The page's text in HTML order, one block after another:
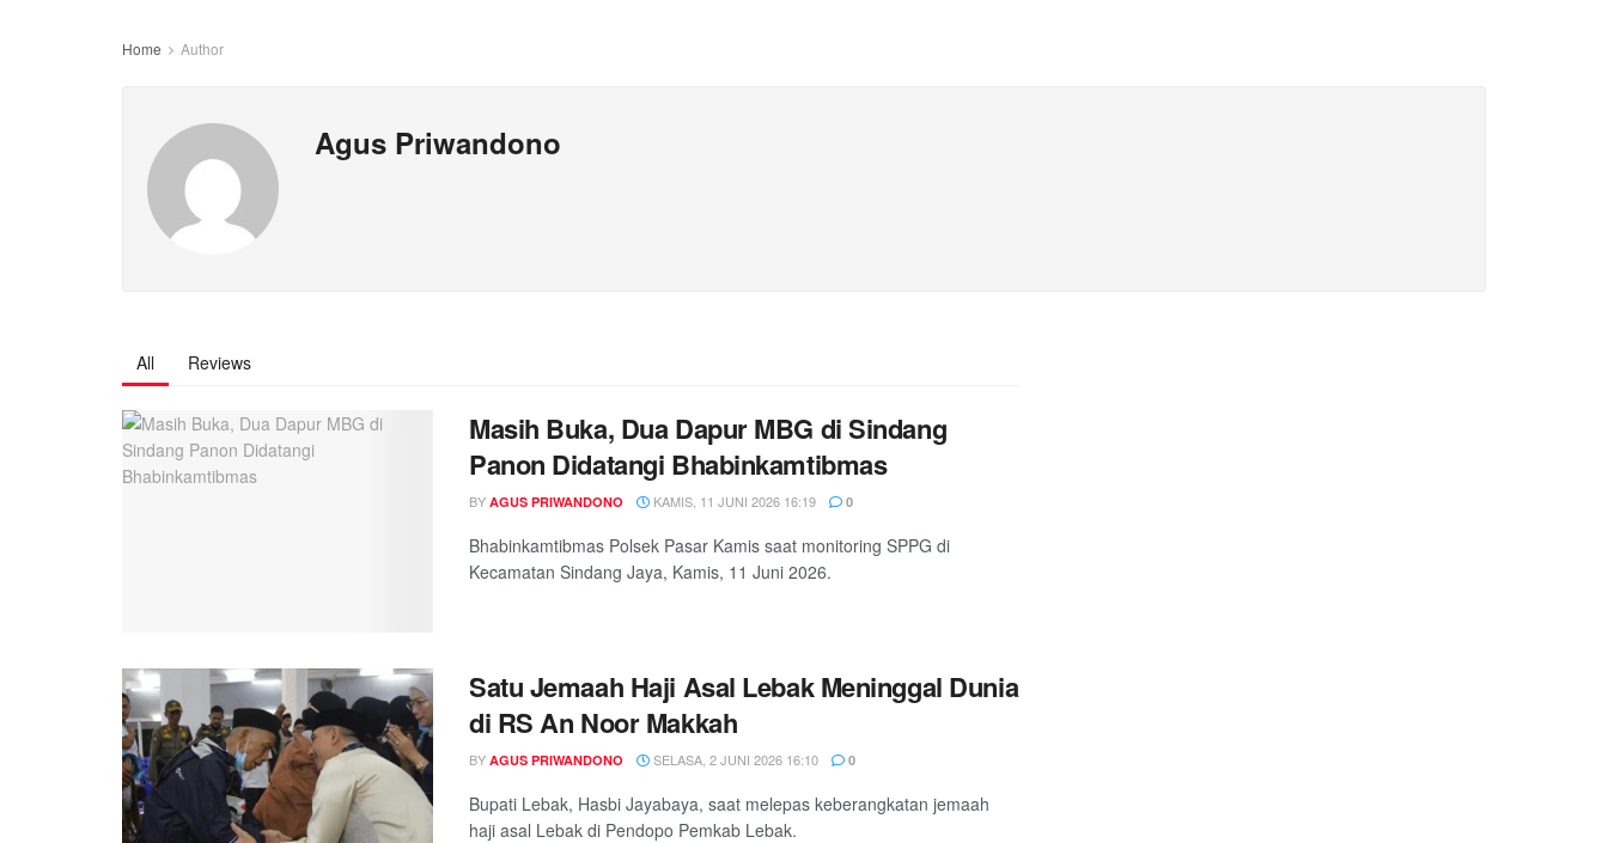
Home Author
Agus Priwandono
All Reviews
Masih Buka, Dua Dapur MBG di Sindang
Panon Didatangi Bhabinkamtibmas
BY AGUS PRIWANDONO KAMIS, 11 JUNI 2026 16:19 0
Bhabinkamtibmas Polsek Pasar Kamis saat monitoring SPPG di
Kecamatan Sindang Jaya, Kamis, 11 Juni 2026.
Satu Jemaah Haji Asal Lebak Meninggal Dunia
di RS An Noor Makkah
BY AGUS PRIWANDONO SELASA, 2 JUNI 2026 16:10 0
Bupati Lebak, Hasbi Jayabaya, saat melepas keberangkatan jemaah
haji asal Lebak di Pendopo Pemkab Lebak.